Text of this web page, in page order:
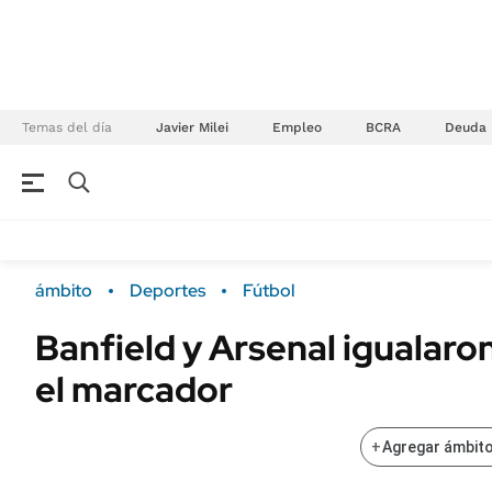
Temas del día Javier Milei Empleo BCRA Deuda
Campo
FINANZAS
Sustentabilidad
POLÍTICA
ámbito Deportes Fútbol
Banfield y Arsenal
el marcador
+Agregar